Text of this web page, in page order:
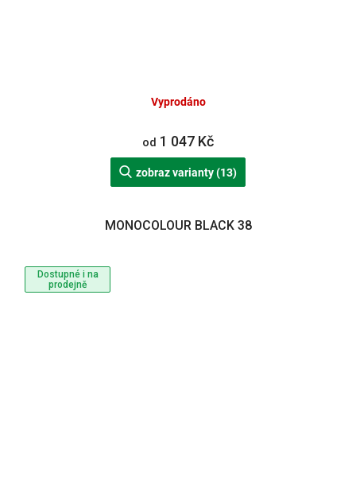
Vyprodáno
od 1 047 Kč
zobraz varianty (13)
Dostupné i na
prodejně
MONOCOLOUR BLACK 38